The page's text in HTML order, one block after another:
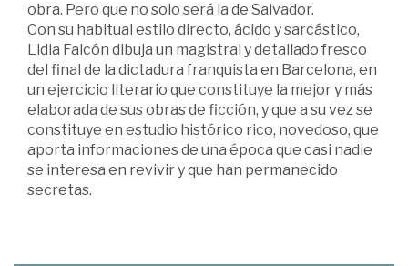
obra. Pero que no solo será la de Salvador.
Con su habitual estilo directo, ácido y sarcástico,
Lidia Falcón dibuja un magistral y detallado fresco
del final de la dictadura franquista en Barcelona, en
un ejercicio literario que constituye la mejor y más
elaborada de sus obras de ficción, y que a su vez se
constituye en estudio histórico rico, novedoso, que
aporta informaciones de una época que casi nadie
se interesa en revivir y que han permanecido
secretas.